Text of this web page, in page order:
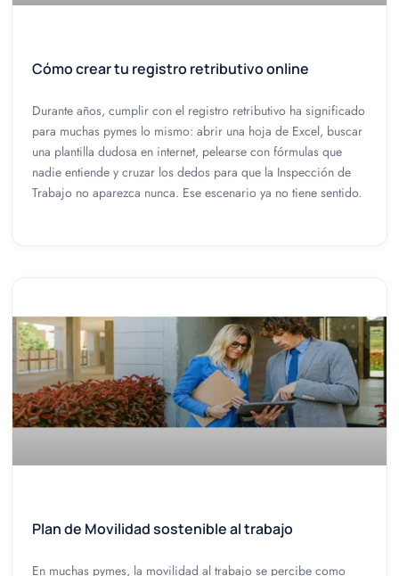
Cómo crear tu registro retributivo online
Durante años, cumplir con el registro retributivo ha significado
para muchas pymes lo mismo: abrir una hoja de Excel, buscar
una plantilla dudosa en internet, pelearse con fórmulas que
nadie entiende y cruzar los dedos para que la Inspección de
Trabajo no aparezca nunca. Ese escenario ya no tiene sentido.
Plan de Movilidad sostenible al trabajo
En muchas pymes, la movilidad al trabajo se percibe como